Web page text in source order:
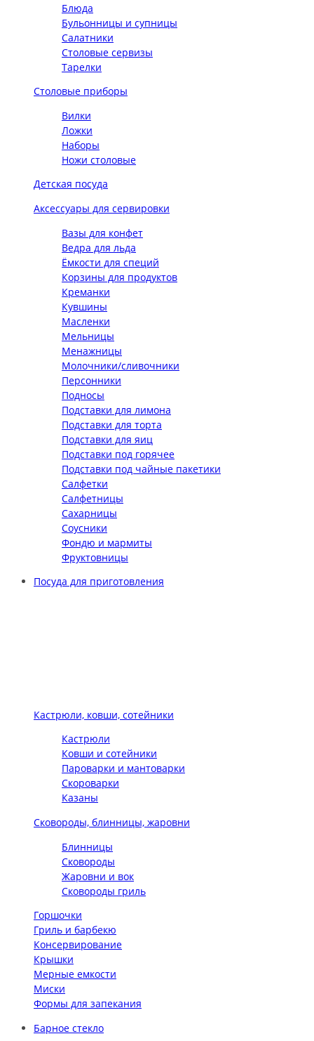
Блюда
Бульонницы и супницы
Салатники
Столовые сервизы
Тарелки
Столовые приборы
Вилки
Ложки
Наборы
Ножи столовые
Детская посуда
Аксессуары для сервировки
Вазы для конфет
Ведра для льда
Ёмкости для специй
Корзины для продуктов
Креманки
Кувшины
Масленки
Мельницы
Менажницы
Молочники/сливочники
Персонники
Подносы
Подставки для лимона
Подставки для торта
Подставки для яиц
Подставки под горячее
Подставки под чайные пакетики
Салфетки
Салфетницы
Сахарницы
Соусники
Фондю и мармиты
Фруктовницы
Посуда для приготовления
Кастрюли, ковши, сотейники
Кастрюли
Ковши и сотейники
Пароварки и мантоварки
Скороварки
Казаны
Сковороды, блинницы, жаровни
Блинницы
Сковороды
Жаровни и вок
Сковороды гриль
Горшочки
Гриль и барбекю
Консервирование
Крышки
Мерные емкости
Миски
Формы для запекания
Барное стекло